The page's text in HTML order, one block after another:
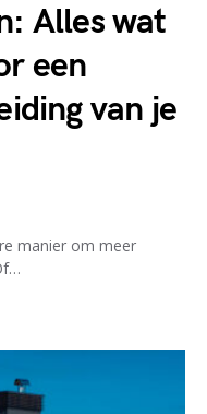
Alles wat
een
van je
manier om meer